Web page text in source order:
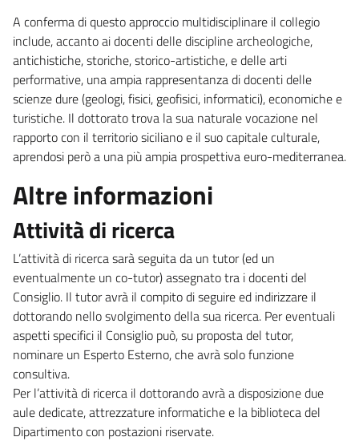
A conferma di questo approccio multidisciplinare il collegio
include, accanto ai docenti delle discipline archeologiche,
antichistiche, storiche, storico-artistiche, e delle arti
performative, una ampia rappresentanza di docenti delle
scienze dure (geologi, fisici, geofisici, informatici), economiche e
turistiche. Il dottorato trova la sua naturale vocazione nel
rapporto con il territorio siciliano e il suo capitale culturale,
aprendosi però a una più ampia prospettiva euro-mediterranea.
Altre informazioni
Attività di ricerca
L’attività di ricerca sarà seguita da un tutor (ed un
eventualmente un co-tutor) assegnato tra i docenti del
Consiglio. Il tutor avrà il compito di seguire ed indirizzare il
dottorando nello svolgimento della sua ricerca. Per eventuali
aspetti specifici il Consiglio può, su proposta del tutor,
nominare un Esperto Esterno, che avrà solo funzione
consultiva.
Per l’attività di ricerca il dottorando avrà a disposizione due
aule dedicate, attrezzature informatiche e la biblioteca del
Dipartimento con postazioni riservate.